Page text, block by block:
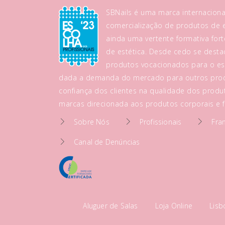
SBNails é uma marca
comercialização de produtos de
ainda uma vertente formativa
de estética. Desde cedo se
produtos vocacionados para o
dada a demanda do mercado para outros
confiança dos clientes na qualidade dos
marcas direcionada aos produtos corporais e
Sobre Nós
Profissionais
Canal de Denúncias
Aluguer de Salas Loja Online